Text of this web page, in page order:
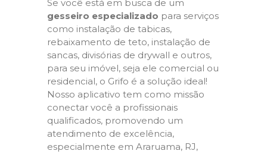
Se você está em busca de um
gesseiro especializado para serviços
como instalação de tabicas,
rebaixamento de teto, instalação de
sancas, divisórias de drywall e outros,
para seu imóvel, seja ele comercial ou
residencial, o Grifo é a solução ideal!
Nosso aplicativo tem como missão
conectar você a profissionais
qualificados, promovendo um
atendimento de excelência,
especialmente em Araruama, RJ,